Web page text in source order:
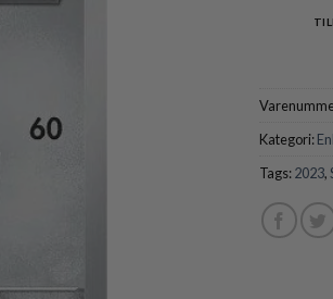
Kategori:
Tags:2023,